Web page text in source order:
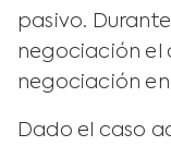
pasivo.
negociación el
negociación en
Dado el caso